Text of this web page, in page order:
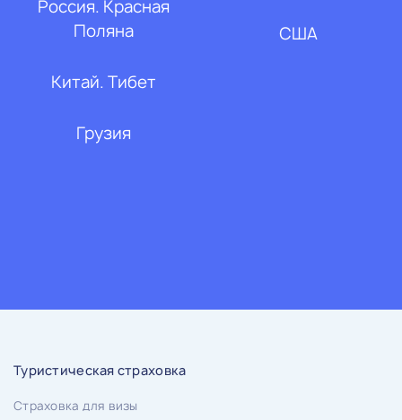
Россия. Красная
Поляна
Китай. Тибет
Грузия
США
Туристическая страховка
Страховка для визы